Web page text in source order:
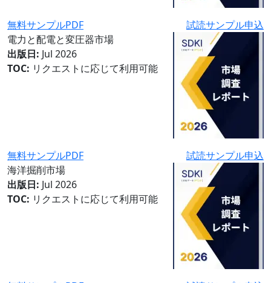
無料サンプルPDF
試読サンプル申込
電力と配電と変圧器市場
出版日: Jul 2026
TOC: リクエストに応じて利用可能
無料サンプルPDF
試読サンプル申込
海洋掘削市場
出版日: Jul 2026
TOC: リクエストに応じて利用可能